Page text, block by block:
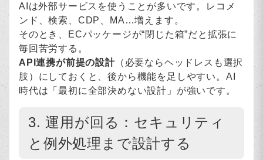
AIは外部サービスを使うことが多いです。レコメ
ンド、検索、CDP、MA…増えます。
そのとき、ECパッケージが“閉じた箱”だと拡張に
毎回苦労する。
API連携が前提の設計（必要ならヘッドレスも選択
肢）にしておくと、後から機能を足しやすい。AI
時代は「最初に全部決めない設計」が強いです。
3. 運用が回る：セキュリティ
と例外処理まで設計する